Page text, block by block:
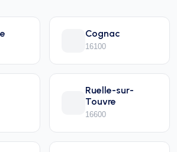
Cognac
16100
Ruelle-sur-
Touvre
16600